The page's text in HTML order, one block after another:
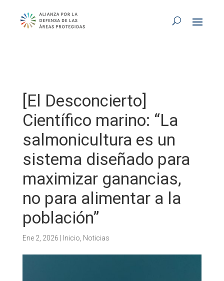
[El Desconcierto]
Científico marino: “La
salmonicultura es un
sistema diseñado para
maximizar ganancias,
no para alimentar a la
población”
Ene 2, 2026 Inicio Noticias